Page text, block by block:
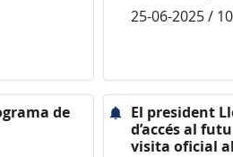
25-06-2025 /
de
El president
d’accés al
visita oficial